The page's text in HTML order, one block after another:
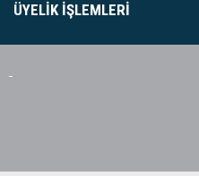
ÜYELIK İŞLEMLERI